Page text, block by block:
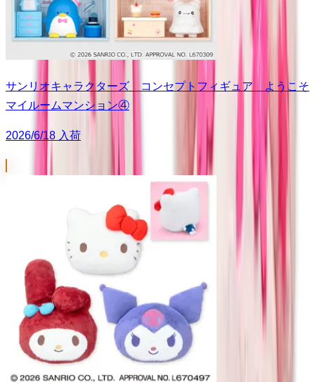
サンリオキャラクターズ コンセプトフィギュア ようこそ
マイルームマンション④
2026/6/18 入荷